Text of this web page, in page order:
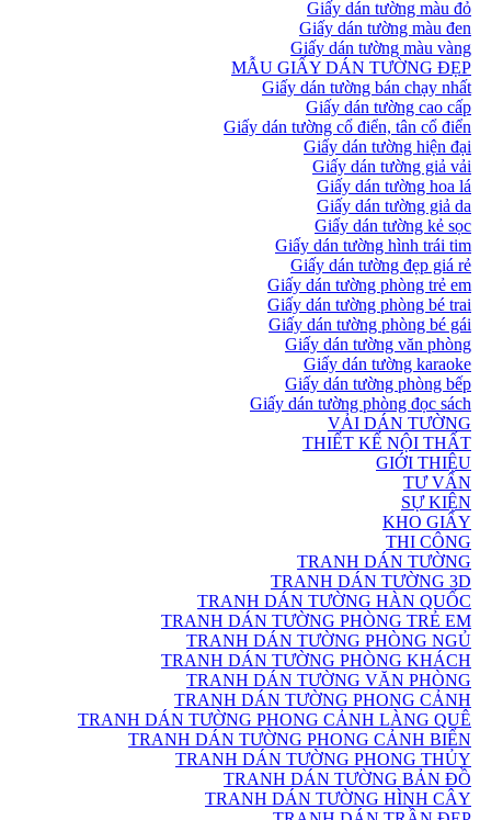
Giấy dán tường màu đỏ
Giấy dán tường màu đen
Giấy dán tường màu vàng
MẪU GIẤY DÁN TƯỜNG ĐẸP
Giấy dán tường bán chạy nhất
Giấy dán tường cao cấp
Giấy dán tường cổ điển, tân cổ điển
Giấy dán tường hiện đại
Giấy dán tường giả vải
Giấy dán tường hoa lá
Giấy dán tường giả da
Giấy dán tường kẻ sọc
Giấy dán tường hình trái tim
Giấy dán tường đẹp giá rẻ
Giấy dán tường phòng trẻ em
Giấy dán tường phòng bé trai
Giấy dán tường phòng bé gái
Giấy dán tường văn phòng
Giấy dán tường karaoke
Giấy dán tường phòng bếp
Giấy dán tường phòng đọc sách
VẢI DÁN TƯỜNG
THIẾT KẾ NỘI THẤT
GIỚI THIỆU
TƯ VẤN
SỰ KIỆN
KHO GIẤY
THI CÔNG
TRANH DÁN TƯỜNG
TRANH DÁN TƯỜNG 3D
TRANH DÁN TƯỜNG HÀN QUỐC
TRANH DÁN TƯỜNG PHÒNG TRẺ EM
TRANH DÁN TƯỜNG PHÒNG NGỦ
TRANH DÁN TƯỜNG PHÒNG KHÁCH
TRANH DÁN TƯỜNG VĂN PHÒNG
TRANH DÁN TƯỜNG PHONG CẢNH
TRANH DÁN TƯỜNG PHONG CẢNH LÀNG QUÊ
TRANH DÁN TƯỜNG PHONG CẢNH BIỂN
TRANH DÁN TƯỜNG PHONG THỦY
TRANH DÁN TƯỜNG BẢN ĐỒ
TRANH DÁN TƯỜNG HÌNH CÂY